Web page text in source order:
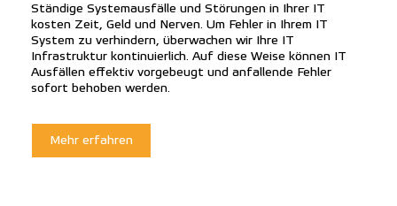
Ständige Systemausfälle und Störungen in Ihrer IT
kosten Zeit, Geld und Nerven. Um Fehler in Ihrem IT
System zu verhindern, überwachen wir Ihre IT
Infrastruktur kontinuierlich. Auf diese Weise können IT
Ausfällen effektiv vorgebeugt und anfallende Fehler
sofort behoben werden.
Mehr erfahren